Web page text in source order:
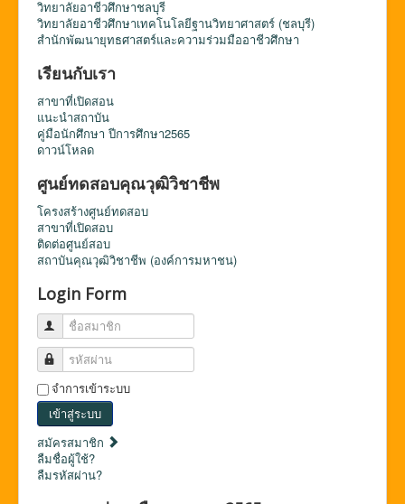
วิทยาลัยอาชีวศึกษาชลบุรี
วิทยาลัยอาชีวศึกษาเทคโนโลยีฐานวิทยาศาสตร์ (ชลบุรี)
สำนักพัฒนายุทธศาสตร์และความร่วมมืออาชีวศึกษา
เรียนกับเรา
สาขาที่เปิดสอน
แนะนำสถาบัน
คู่มือนักศึกษา ปีการศึกษา2565
ดาวน์โหลด
ศูนย์ทดสอบคุณวุฒิวิชาชีพ
โครงสร้างศูนย์ทดสอบ
สาขาที่เปิดสอบ
ติดต่อศูนย์สอบ
สถาบันคุณวุฒิวิชาชีพ (องค์การมหาชน)
Login Form
ชื่อสมาชิก
รหัสผ่าน
จำการเข้าระบบ
เข้าสู่ระบบ
สมัครสมาชิก
ลืมชื่อผู้ใช้?
ลืมรหัสผ่าน?